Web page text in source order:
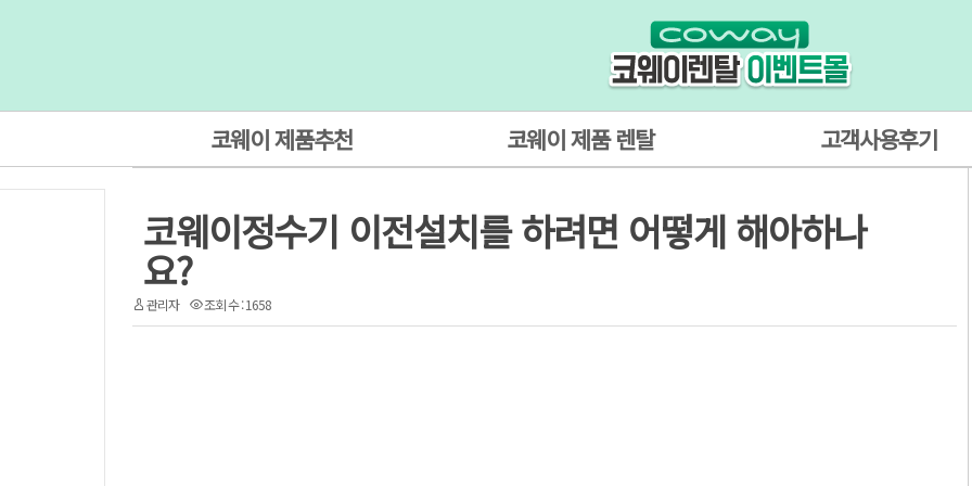
코웨이 제품추천 코웨이 제품 렌탈 고객사용후기
코웨이정수기 이전설치를 하려면 어떻게 해아하나
요?
관리자 조회 수 : 1658